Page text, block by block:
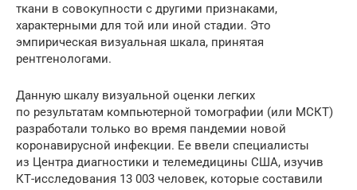
ткани в совокупности с другими признаками,
характерными для той или иной стадии. Это
эмпирическая визуальная шкала, принятая
рентгенологами.
Данную шкалу визуальной оценки легких
по результатам компьютерной томографии (или МСКТ)
разработали только во время пандемии новой
коронавирусной инфекции. Ее ввели специалисты
из Центра диагностики и телемедицины США, изучив
КТ-исследования 13 003 человек, которые составили